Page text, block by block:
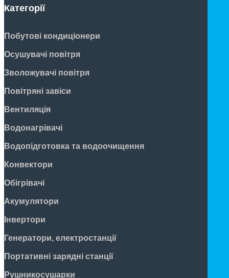
Категорії
Побутові кондиціонери
Осушувачі повітря
Зволожувачі повітря
Повітряні завіси
Вентиляція
Водонагрівачі
Водопідготовка та водоочищення
Конвектори
Обігрівачі
Акумулятори
Інвертори
Генератори, електростанції
Портативні зарядні станції
Рушникосушарки